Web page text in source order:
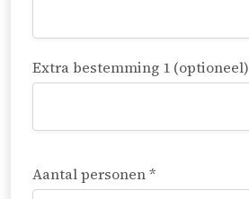
Extra bestemming 1 (optioneel)
Aantal personen *